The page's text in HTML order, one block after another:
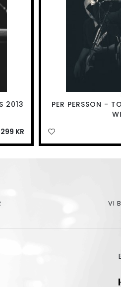
2013
KR
PER PERSSON -
VI